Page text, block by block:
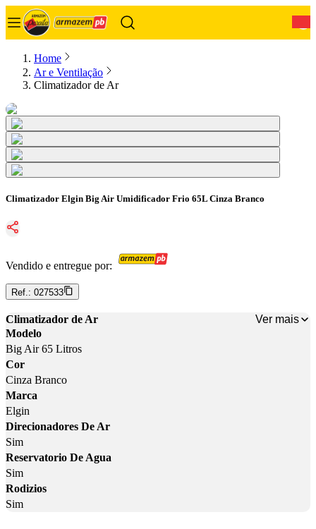
Home
Ar e Ventilação
Climatizador de Ar
Climatizador Elgin Big Air Umidificador Frio 65L Cinza Branco
Vendido e entregue por:
Ref.: 027533
Climatizador de Ar
Ver mais
Modelo
Big Air 65 Litros
Cor
Cinza Branco
Marca
Elgin
Direcionadores De Ar
Sim
Reservatorio De Agua
Sim
Rodizios
Sim